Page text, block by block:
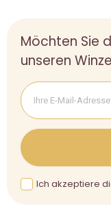
Möchten Sie
unseren
Ich akzeptiere